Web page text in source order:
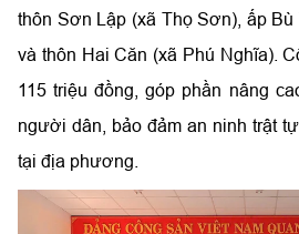
thôn Sơn Lập (xã Thọ Sơn), ấp
và thôn Hai Căn (xã Phú Nghĩa).
115 triệu đồng, góp phần nâng
người dân, bảo đảm an ninh trật
tại địa phương.